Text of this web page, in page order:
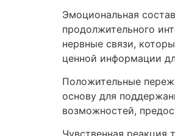
Эмоциональная
продолжительного
нервные связи,
ценной информации
Положительные
основу для
возможностей,